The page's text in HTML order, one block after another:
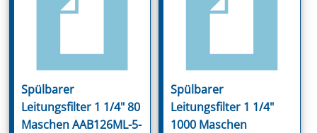
Spülbarer
Leitungsfilter 1 1/4" 80
Maschen AAB126ML-5-
Spülbarer
Leitungsfilter 1 1/4"
1000 Maschen